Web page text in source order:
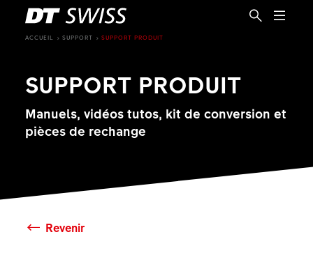
ACCUEIL SUPPORT SUPPORT PRODUIT
SUPPORT PRODUIT
Manuels, vidéos tutos, kit de conversion et
pièces de rechange
Revenir